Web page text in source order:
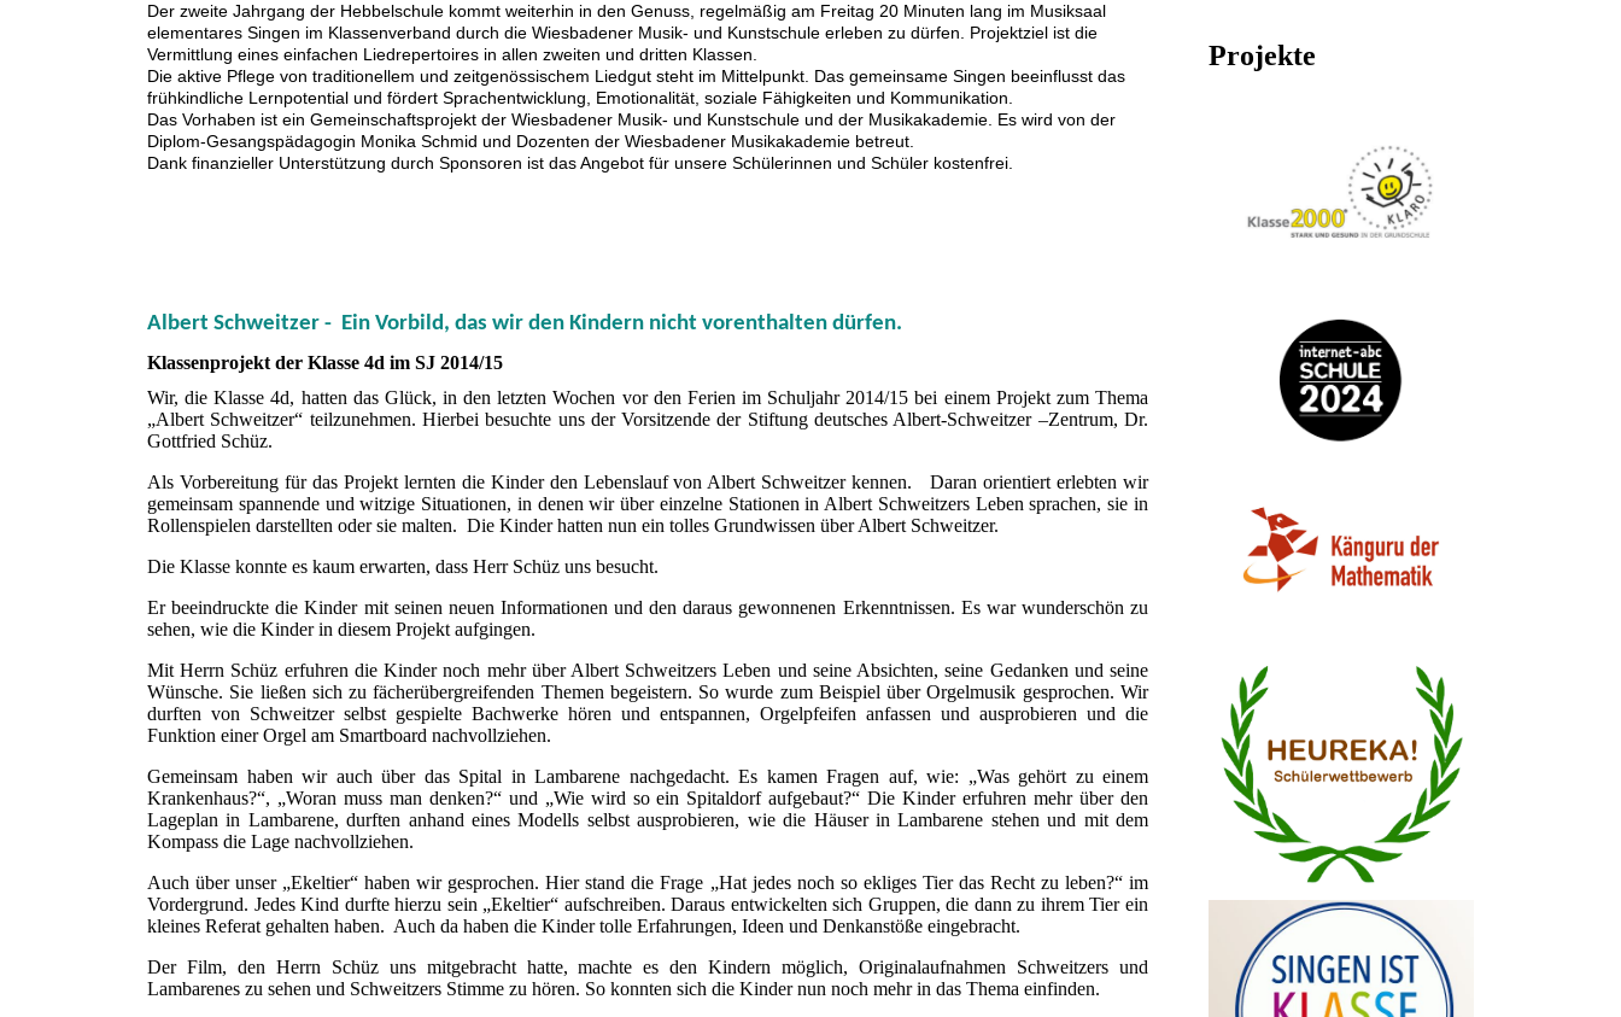
Der zweite Jahrgang der Hebbelschule kommt weiterhin in den Genuss, regelmäßig am Freitag 20 Minuten lang im Musiksaal
elementares Singen im Klassenverband durch die Wiesbadener Musik- und Kunstschule erleben zu dürfen. Projektziel ist die
Vermittlung eines einfachen Liedrepertoires in allen zweiten und dritten Klassen.
Die aktive Pflege von traditionellem und zeitgenössischem Liedgut steht im Mittelpunkt. Das gemeinsame Singen beeinflusst das
frühkindliche Lernpotential und fördert Sprachentwicklung, Emotionalität, soziale Fähigkeiten und Kommunikation.
Das Vorhaben ist ein Gemeinschaftsprojekt der Wiesbadener Musik- und Kunstschule und der Musikakademie. Es wird von der
Diplom-Gesangspädagogin Monika Schmid und Dozenten der Wiesbadener Musikakademie betreut.
Dank finanzieller Unterstützung durch Sponsoren ist das Angebot für unsere Schülerinnen und Schüler kostenfrei.
Albert Schweitzer - Ein Vorbild, das wir den Kindern nicht vorenthalten dürfen.
Klassenprojekt der Klasse 4d im SJ 2014/15
Wir, die Klasse 4d, hatten das Glück, in den letzten Wochen vor den Ferien im Schuljahr 2014/15 bei einem Projekt zum Thema
„Albert Schweitzer“ teilzunehmen. Hierbei besuchte uns der Vorsitzende der Stiftung deutsches Albert-Schweitzer –Zentrum, Dr.
Gottfried Schüz.
Als Vorbereitung für das Projekt lernten die Kinder den Lebenslauf von Albert Schweitzer kennen. Daran orientiert erlebten wir
gemeinsam spannende und witzige Situationen, in denen wir über einzelne Stationen in Albert Schweitzers Leben sprachen, sie in
Rollenspielen darstellten oder sie malten. Die Kinder hatten nun ein tolles Grundwissen über Albert Schweitzer.
Die Klasse konnte es kaum erwarten, dass Herr Schüz uns besucht.
Er beeindruckte die Kinder mit seinen neuen Informationen und den daraus gewonnenen Erkenntnissen. Es war wunderschön zu
sehen, wie die Kinder in diesem Projekt aufgingen.
Mit Herrn Schüz erfuhren die Kinder noch mehr über Albert Schweitzers Leben und seine Absichten, seine Gedanken und seine
Wünsche. Sie ließen sich zu fächerübergreifenden Themen begeistern. So wurde zum Beispiel über Orgelmusik gesprochen. Wir
durften von Schweitzer selbst gespielte Bachwerke hören und entspannen, Orgelpfeifen anfassen und ausprobieren und die
Funktion einer Orgel am Smartboard nachvollziehen.
Gemeinsam haben wir auch über das Spital in Lambarene nachgedacht. Es kamen Fragen auf, wie: „Was gehört zu einem
Krankenhaus?“, „Woran muss man denken?“ und „Wie wird so ein Spitaldorf aufgebaut?“ Die Kinder erfuhren mehr über den
Lageplan in Lambarene, durften anhand eines Modells selbst ausprobieren, wie die Häuser in Lambarene stehen und mit dem
Kompass die Lage nachvollziehen.
Auch über unser „Ekeltier“ haben wir gesprochen. Hier stand die Frage „Hat jedes noch so ekliges Tier das Recht zu leben?“ im
Vordergrund. Jedes Kind durfte hierzu sein „Ekeltier“ aufschreiben. Daraus entwickelten sich Gruppen, die dann zu ihrem Tier ein
kleines Referat gehalten haben. Auch da haben die Kinder tolle Erfahrungen, Ideen und Denkanstöße eingebracht.
Der Film, den Herrn Schüz uns mitgebracht hatte, machte es den Kindern möglich, Originalaufnahmen Schweitzers und
Lambarenes zu sehen und Schweitzers Stimme zu hören. So konnten sich die Kinder nun noch mehr in das Thema einfinden.
Projekte